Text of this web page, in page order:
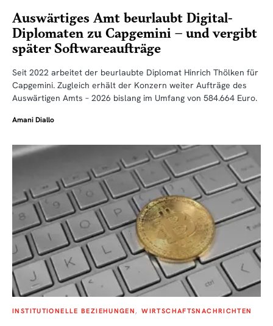
Auswärtiges Amt beurlaubt Digital-
Diplomaten zu Capgemini – und vergibt
später Softwareaufträge
Seit 2022 arbeitet der beurlaubte Diplomat Hinrich Thölken für
Capgemini. Zugleich erhält der Konzern weiter Aufträge des
Auswärtigen Amts – 2026 bislang im Umfang von 584.664 Euro.
Amani Diallo
INSTITUTIONELLE BEZIEHUNGEN WIRTSCHAFTSNACHRICHTEN